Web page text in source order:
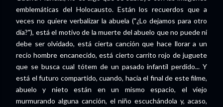
emblemáticas del Holocausto. Están los recuerdos que a
veces no quiere verbalizar la abuela ("¿Lo dejamos para otro
día?"), está el motivo de la muerte del abuelo que no puede ni
debe ser olvidado, está cierta canción que hace llorar a un
recio hombre encanecido, está cierto carrito rojo de juguete
que se busca cual tótem de un pasado infantil perdido... Y
está el futuro compartido, cuando, hacia el final de este filme,
abuelo y nieto están en un mismo espacio, el viejo
murmurando alguna canción, el niño escuchándola y, acaso,